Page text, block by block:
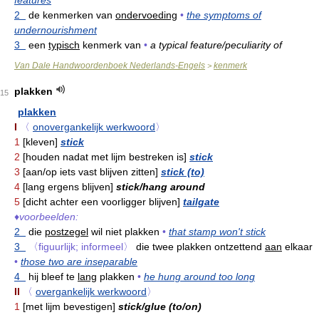
2
de kenmerken van ondervoeding • the symptoms of
undernourishment
3
een typisch kenmerk van • a typical feature/peculiarity of
Van Dale Handwoordenboek Nederlands-Engels > kenmerk
15
plakken
plakken
I
〈 onovergankelijk werkwoord〉
1 [kleven] stick
2 [houden nadat met lijm bestreken is] stick
3 [aan/op iets vast blijven zitten] stick (to)
4 [lang ergens blijven] stick/hang around
5 [dicht achter een voorligger blijven] tailgate
♦voorbeelden:
2
die postzegel wil niet plakken • that stamp won't stick
3
〈figuurlijk; informeel〉 die twee plakken ontzettend aan elkaar
• those two are inseparable
4
hij bleef te lang plakken • he hung around too long
II
〈 overgankelijk werkwoord〉
1 [met lijm bevestigen] stick/glue (to/on)